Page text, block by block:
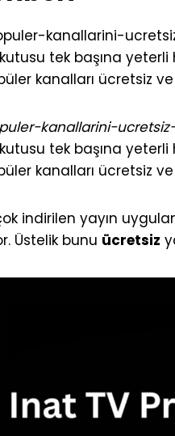
kanallarini-
tek başına yeterli
kanalları ücretsiz
kanallarini-
tek başına yeterli
kanalları ücretsiz
indirilen yayın
Üstelik bunu ücretsiz